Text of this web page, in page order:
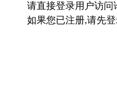
请直接登录用户访问
如果您已注册,请先